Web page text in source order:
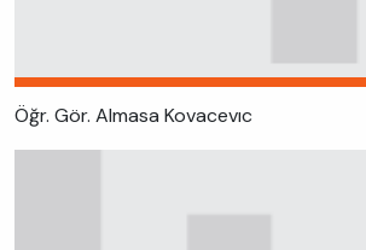
Öğr. Gör. Almasa Kovacevıc